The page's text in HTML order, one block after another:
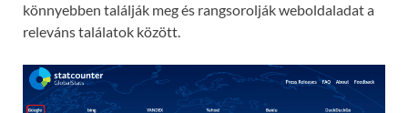
könnyebben találják meg és rangsorolják weboldaladat a
releváns találatok között.